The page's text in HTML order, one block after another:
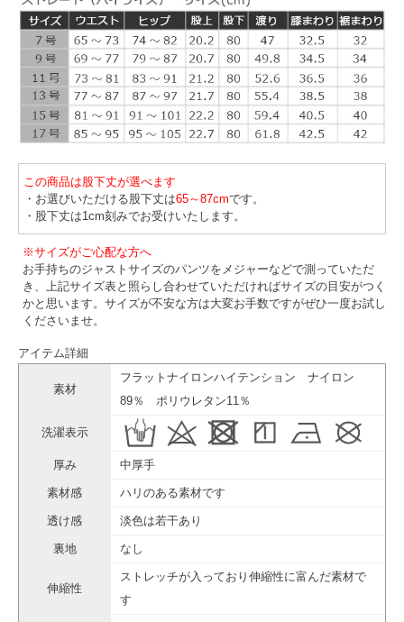
この商品は股下丈が選べます
・お選びいただける股下丈は65～87cmです。
・股下丈は1cm刻みでお受けいたします。
※サイズがご心配な方へ
お手持ちのジャストサイズのパンツをメジャーなどで測っていただ
き、上記サイズ表と照らし合わせていただければサイズの目安がつく
かと思います。サイズが不安な方は大変お手数ですがぜひ一度お試し
くださいませ。
アイテム詳細
素材
フラットナイロンハイテンション ナイロン
89％ ポリウレタン11％
洗濯表示
厚み 中厚手
素材感 ハリのある素材です
透け感 淡色は若干あり
裏地 なし
伸縮性
ストレッチが入っており伸縮性に富んだ素材で
す